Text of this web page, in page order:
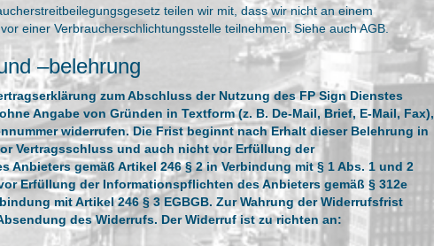
teilen wir mit, dass wir nicht an einem
einer Verbraucherschlichtungsstelle teilnehmen. Siehe auch AGB.
–belehrung
zum Abschluss der Nutzung des FP Sign Dienstes
Angabe von Gründen in Textform (z. B. De-Mail, Brief, E-Mail, Fax),
widerrufen. Die Frist beginnt nach Erhalt dieser Belehrung in
Vertragsschluss und auch nicht vor Erfüllung der
Anbieters gemäß Artikel 246 § 2 in Verbindung mit § 1 Abs. 1 und 2
Erfüllung der Informationspflichten des Anbieters gemäß § 312e
mit Artikel 246 § 3 EGBGB. Zur Wahrung der Widerrufsfrist
des Widerrufs. Der Widerruf ist zu richten an: